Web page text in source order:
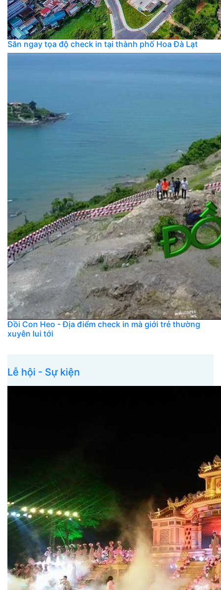
Săn ngay tọa độ check in tại thành phố Hoa Đà Lạt
Đồi Con Heo - Địa điểm check in mà giới trẻ thường
xuyên lui tới
Lễ hội - Sự kiện